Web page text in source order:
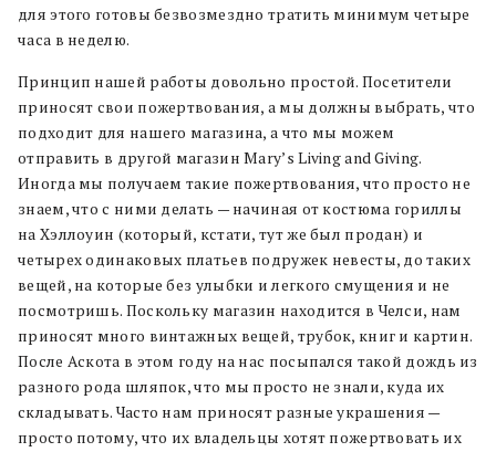
для этого готовы безвозмездно тратить минимум четыре
часа в неделю.
Принцип нашей работы довольно простой. Посетители
приносят свои пожертвования, а мы должны выбрать, что
подходит для нашего магазина, а что мы можем
отправить в другой магазин Mary’s Living and Giving.
Иногда мы получаем такие пожертвования, что просто не
знаем, что с ними делать — начиная от костюма гориллы
на Хэллоуин (который, кстати, тут же был продан) и
четырех одинаковых платьев подружек невесты, до таких
вещей, на которые без улыбки и легкого смущения и не
посмотришь. Поскольку магазин находится в Челси, нам
приносят много винтажных вещей, трубок, книг и картин.
После Аскота в этом году на нас посыпался такой дождь из
разного рода шляпок, что мы просто не знали, куда их
складывать. Часто нам приносят разные украшения —
просто потому, что их владельцы хотят пожертвовать их